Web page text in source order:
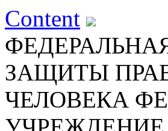
Content
ЗАЩИТЫ
ЧЕЛОВЕКА